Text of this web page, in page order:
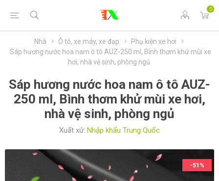
0
Nhà Ô tô, xe máy, xe đạp
Phụ kiện xe hơi
Sáp hương nước hoa nam ô tô AUZ-250 ml, Bình thơm khử mùi xe
hơi, nhà vệ sinh, phòng ngủ
Sáp hương nước hoa nam ô tô AUZ-
250 ml, Bình thơm khử mùi xe hơi,
nhà vệ sinh, phòng ngủ
Xuất xứ: Nhập khẩu Trung Quốc
-51%